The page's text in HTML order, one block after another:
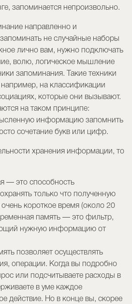
запоминается непроизвольно.
направленно и
не случайные наборы
лично вам, нужно подключать
волю, логическое мышление
запоминания. Такие техники
на классификации
которые они вызывают.
на таком принципе:
информацию запомнить
сочетание букв или цифр.
хранения информации, то
— это способность
только что полученную
короткое время (около 20
память — это фильтр,
нужную информацию от
позволяет осуществлять
опе­рации. Когда вы подробно
или подсчитываете расходы в
в уме каждое
действие. Но в конце вы, скорее